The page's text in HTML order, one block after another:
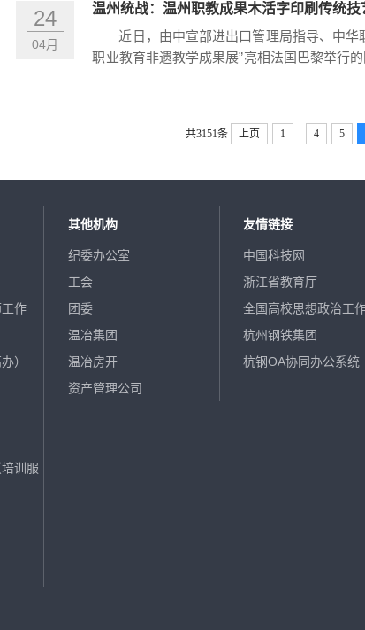
24
04月
温州统战：温州职教成果木活字印刷传统
近日，由中宣部进出口管理局指导、中
职业教育非遗教学成果展”亮相法国巴黎举行
共3151条 上页 1 ... 4 5
作
）
训服
其他机构
纪委办公室
工会
团委
温冶集团
温冶房开
资产管理公司
友情链接
中国科技网
浙江省教育厅
全国高校思想政治工
杭州钢铁集团
杭钢OA协同办公系统